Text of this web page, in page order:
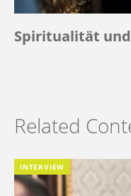
Spiritualität
Related
INTERVIEW